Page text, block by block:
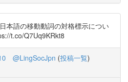
本語の移動動詞の対格標示につい
t.co/Q7Uq9KRkt8
@LingSocJpn (投稿一覧)